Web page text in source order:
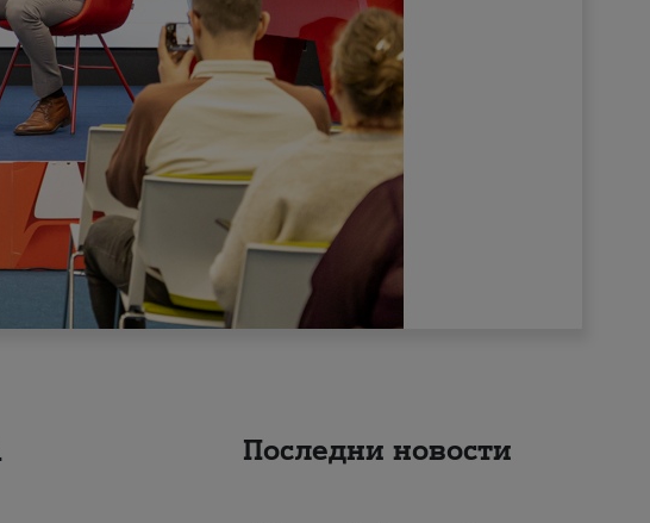
Последни новости